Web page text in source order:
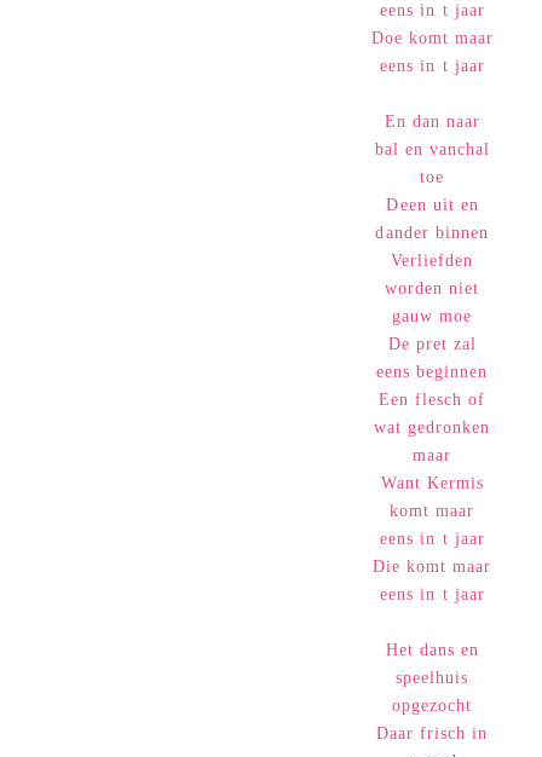
eens in t jaar
Doe komt maar
eens in t jaar
En dan naar
bal en vanchal
toe
Deen uit en
dander binnen
Verliefden
worden niet
gauw moe
De pret zal
eens beginnen
Een flesch of
wat gedronken
maar
Want Kermis
komt maar
eens in t jaar
Die komt maar
eens in t jaar
Het dans en
speelhuis
opgezocht
Daar frisch in